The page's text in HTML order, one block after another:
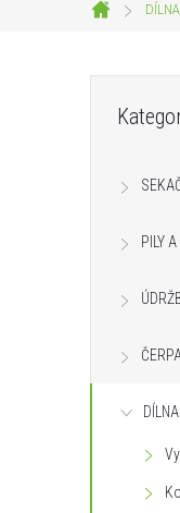
Domů
a
kategorie
PILY A